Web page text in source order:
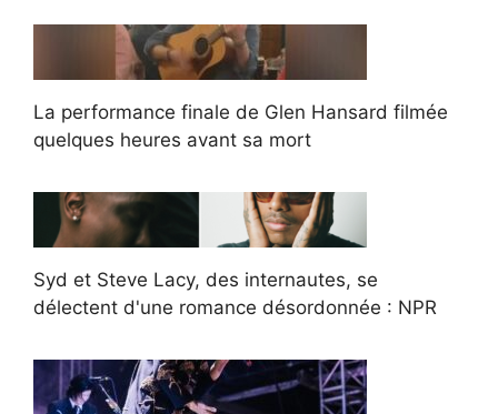
La performance finale de Glen Hansard filmée
quelques heures avant sa mort
Syd et Steve Lacy, des internautes, se
délectent d'une romance désordonnée : NPR